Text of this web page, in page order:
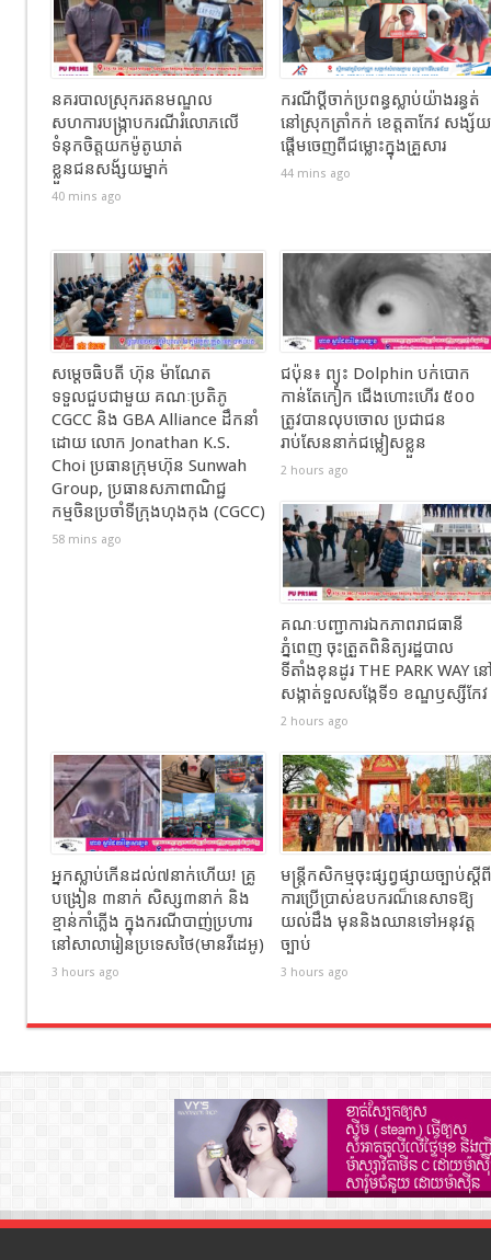
នគរបាលស្រុករតនមណ្ឌល
សហការបង្រ្កាបករណីរំលោភលើ
ទំនុកចិត្តយកម៉ូតូឃាត់
ខ្លួនជនសង័្សយម្នាក់
40 mins ago
ករណីប្តីចាក់ប្រពន្ធស្លាប់យ៉ាងរន្ធត់
នៅស្រុកត្រាំកក់ ខេត្តតាកែវ សង្ស័យ
ផ្តើមចេញពីជម្លោះក្នុងគ្រួសារ
44 mins ago
សម្ដេចធិបតី ហ៊ុន ម៉ាណែត
ទទួលជួបជាមួយ គណៈប្រតិភូ
CGCC និង GBA Alliance ដឹកនាំ
ដោយ លោក Jonathan K.S.
Choi ប្រធានក្រុមហ៊ុន Sunwah
Group, ប្រធានសភាពាណិជ្ជ
កម្មចិនប្រចាំទីក្រុងហុងកុង (CGCC)
58 mins ago
ជប៉ុន៖ ព្យុះ Dolphin បក់បោក
កាន់តែកៀក ជើងហោះហើរ ៥០០
ត្រូវបានលុបចោល ប្រជាជន
រាប់សែននាក់ជម្លៀសខ្លួន
2 hours ago
គណៈបញ្ជាការឯកភាពរាជធានី
ភ្នំពេញ ចុះត្រួតពិនិត្យរដ្ឋបាល
ទីតាំងខុនដូរ THE PARK WAY ន
សង្កាត់ទួលសង្កែទី១ ខណ្ឌឫស្សីកែវ
2 hours ago
អ្នកស្លាប់កើនដល់៧នាក់ហើយ! គ្រូ
បង្រៀន​ ៣នាក់ សិស្ស៣នាក់ និង
ខ្មាន់កាំភ្លើង​ ក្នុងករណីបាញ់ប្រហារ
នៅសាលារៀនប្រទេសថៃ(មានវីដេអូ​)
3 hours ago
មន្រ្តីកសិកម្មចុះផ្សព្វផ្សាយច្បាប់ស្តីពី
ការប្រើប្រាស់ឧបករណ៏នេសាទឱ្យ
យល់ដឹង មុននិងឈានទៅអនុវត្ដ
ច្បាប់
3 hours ago